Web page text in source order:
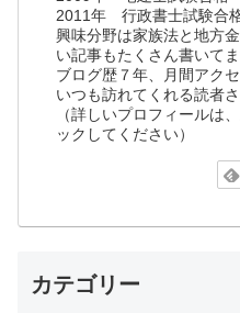
2011年 行政書士試験合
興味分野は家族法と地方
い記事もたくさん書いてま
ブログ歴７年、月間アク
いつも訪れてくれる読者
（詳しいプロフィールは
ックしてください）
カテゴリー